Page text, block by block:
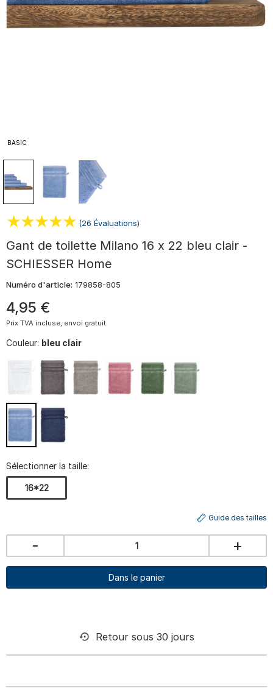
BASIC
(26 Évaluations)
Gant de toilette Milano 16 x 22 bleu clair -
SCHIESSER Home
Numéro d'article: 179858-805
4,95 €
Prix TVA incluse, envoi gratuit.
Couleur: bleu clair
Sélectionner la taille:
16*22
Guide des tailles
- +
Dans le panier
Retour sous 30 jours